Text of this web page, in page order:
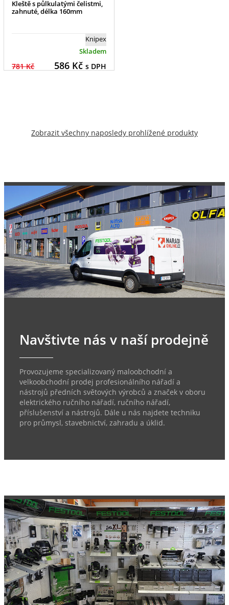
Kleště s půlkulatými čelistmi,
zahnuté, délka 160mm
Knipex
Skladem
781 Kč 586Kč s DPH
Zobrazit všechny naposledy prohlížené produkty
Navštivte nás v naší prodejně
Provozujeme specializovaný maloobchodní a
velkoobchodní prodej profesionálního nářadí a
nástrojů předních světových výrobců a značek v oboru
elektrického ručního nářadí, ručního nářadí,
příslušenství a nástrojů. Dále u nás najdete techniku
pro průmysl, stavebnictví, zahradu a úklid.